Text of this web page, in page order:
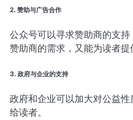
2. 赞助与广告合作
公众号可以寻求赞助商的支
赞助商的需求，又能为读者提
3. 政府与企业的支持
政府和企业可以加大对公益
给读者。